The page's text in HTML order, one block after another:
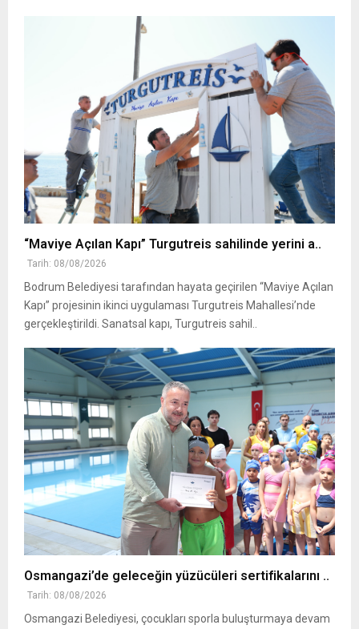
“Maviye Açılan Kapı” Turgutreis sahilinde yerini a..
Tarih: 08/08/2026
Bodrum Belediyesi tarafından hayata geçirilen “Maviye Açılan
Kapı” projesinin ikinci uygulaması Turgutreis Mahallesi’nde
gerçekleştirildi. Sanatsal kapı, Turgutreis sahil..
Osmangazi’de geleceğin yüzücüleri sertifikalarını ..
Tarih: 08/08/2026
Osmangazi Belediyesi, çocukları sporla buluşturmaya devam